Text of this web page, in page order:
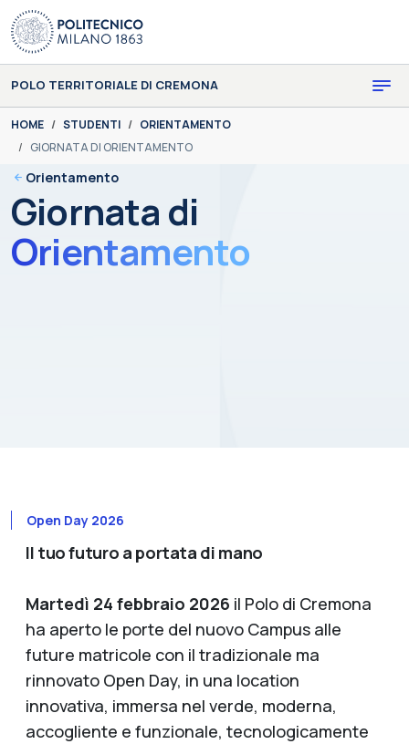
Skip to main content
Skip to page footer
POLO TERRITORIALE DI CREMONA
You are here:
HOME STUDENTI
ORIENTAMENTO
GIORNATA DI ORIENTAMENTO
Orientamento
Giornata di
Orientamento
Open Day 2026
Il tuo futuro a portata di mano
Martedì 24 febbraio 2026 il Polo di Cremona
ha aperto le porte del nuovo Campus alle
future matricole con il tradizionale ma
rinnovato Open Day, in una location
innovativa, immersa nel verde, moderna,
accogliente e funzionale, tecnologicamente